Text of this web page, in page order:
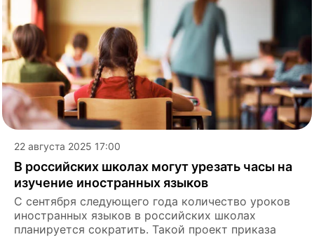
22 августа 2025 17:00
В российских школах могут урезать часы на
изучение иностранных языков
С сентября следующего года количество уроков
иностранных языков в российских школах
планируется сократить. Такой проект приказа